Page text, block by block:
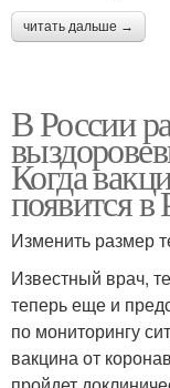
читать дальше →
В России
Когда
появится в
Изменить размер
Известный врач,
теперь еще и
по мониторингу
вакцина от